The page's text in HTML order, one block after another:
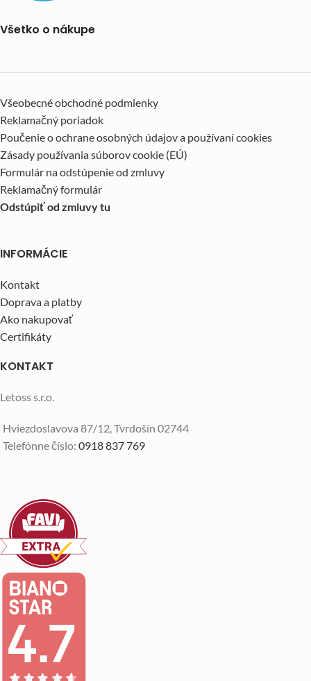
Všetko o nákupe
Všeobecné obchodné podmienky
Reklamačný poriadok
Poučenie o ochrane osobných údajov a používaní cookies
Zásady používania súborov cookie (EÚ)
Formulár na odstúpenie od zmluvy
Reklamačný formulár
Odstúpiť od zmluvy tu
INFORMÁCIE
Kontakt
Doprava a platby
Ako nakupovať
Certifikáty
KONTAKT
Letoss s.r.o.
Hviezdoslavova 87/12, Tvrdošín 02744
Telefónne číslo: 0918 837 769